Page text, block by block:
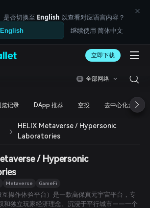
是否切换至 English 以查看对应语言内容？
继续使用 简体中文
立即下载
全部网络
览记录 DApp 推荐 空投 去中心化金融
›
HELIX Metaverse / Hypersonic
Laboratories
/ Hypersonic
Metaverse GameFi
互操作体验平台）是一款高保真元宇宙平台，专
和独立玩家经济理念。沉浸于平行城市——一个